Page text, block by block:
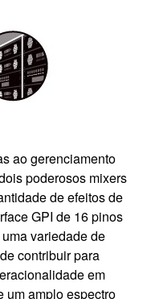
ao gerenciamento
poderosos mixers
de efeitos de
GPI de 16 pinos
variedade de
contribuir para
em
um amplo espectro